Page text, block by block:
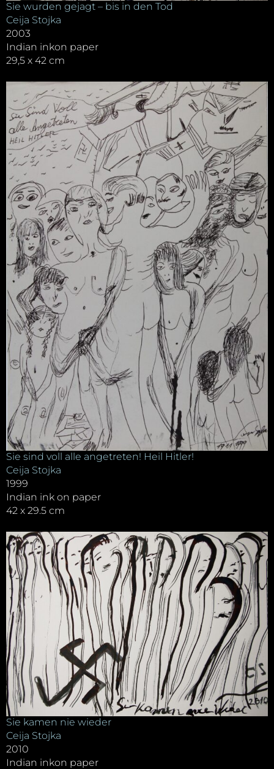
Sie wurden gejagt – bis in den Tod
Ceija Stojka
2003
Indian inkon paper
29,5 x 42 cm
Sie sind voll alle angetreten! Heil Hitler!
Ceija Stojka
1999
Indian ink on paper
42 x 29.5 cm
Sie kamen nie wieder
Ceija Stojka
2010
Indian inkon paper